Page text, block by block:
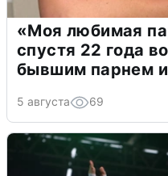
«Моя любимая
спустя 22 года
бывшим парнем
5 августа 69